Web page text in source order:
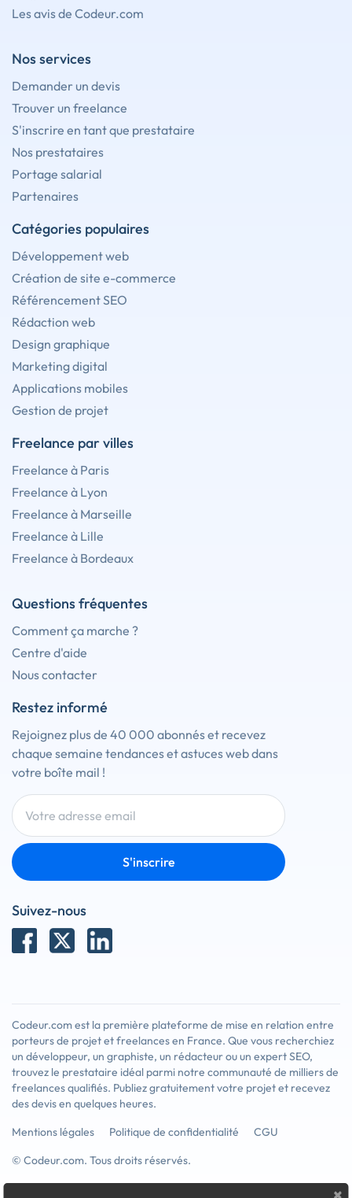
Les avis de Codeur.com
Nos services
Demander un devis
Trouver un freelance
S'inscrire en tant que prestataire
Nos prestataires
Portage salarial
Partenaires
Catégories populaires
Développement web
Création de site e-commerce
Référencement SEO
Rédaction web
Design graphique
Marketing digital
Applications mobiles
Gestion de projet
Freelance par villes
Freelance à Paris
Freelance à Lyon
Freelance à Marseille
Freelance à Lille
Freelance à Bordeaux
Questions fréquentes
Comment ça marche ?
Centre d'aide
Nous contacter
Restez informé
Rejoignez plus de 40 000 abonnés et recevez
chaque semaine tendances et astuces web dans
votre boîte mail !
S'inscrire
Suivez-nous
Codeur.com est la première plateforme de mise en relation entre
porteurs de projet et freelances en France. Que vous recherchiez
un développeur, un graphiste, un rédacteur ou un expert SEO,
trouvez le prestataire idéal parmi notre communauté de milliers de
freelances qualifiés. Publiez gratuitement votre projet et recevez
des devis en quelques heures.
Mentions légales
Politique de confidentialité
CGU
© Codeur.com. Tous droits réservés.